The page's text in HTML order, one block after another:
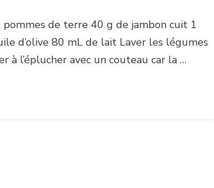
de terre 40 g de jambon cuit 1
d’olive 80 mL de lait Laver les légumes
à l’éplucher avec un couteau car la …